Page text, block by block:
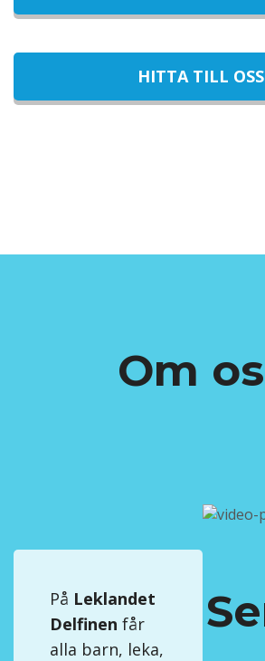
HITTA TILL OSS
Om
På Leklandet
Delfinen får
alla barn, leka,